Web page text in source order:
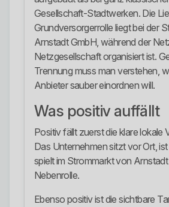
Gesellschaft-Stadtwerken. Die
Grundversorgerrolle liegt bei der
Arnstadt GmbH, während der
Netzgesellschaft organisiert ist.
Trennung muss man verstehen,
Anbieter sauber einordnen will.
Was positiv auffällt
Positiv fällt zuerst die klare lokale
Das Unternehmen sitzt vor Ort,
spielt im Strommarkt von
Nebenrolle.
Ebenso positiv ist die sichtbare